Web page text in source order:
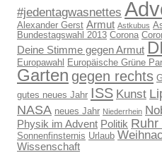
#jedentagwasnettes
Alexander Gerst Armut Astkubus
Bundestagswahl 2013 Corona
Deine Stimme gegen Armut
Europawahl Europäische Grüne
Garten gegen rechts
gutes neues Jahr ISS Kunst
NASA neues Jahr Niederrhein
Physik im Advent Politik Ruhr
Sonnenfinsternis Urlaub
Wissenschaft